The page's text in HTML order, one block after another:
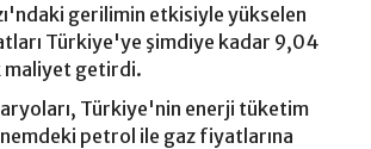
gerilimin etkisiyle yükselen
Türkiye'ye şimdiye kadar 9,04
maliyet getirdi.
Türkiye'nin enerji tüketim
petrol ile gaz fiyatlarına